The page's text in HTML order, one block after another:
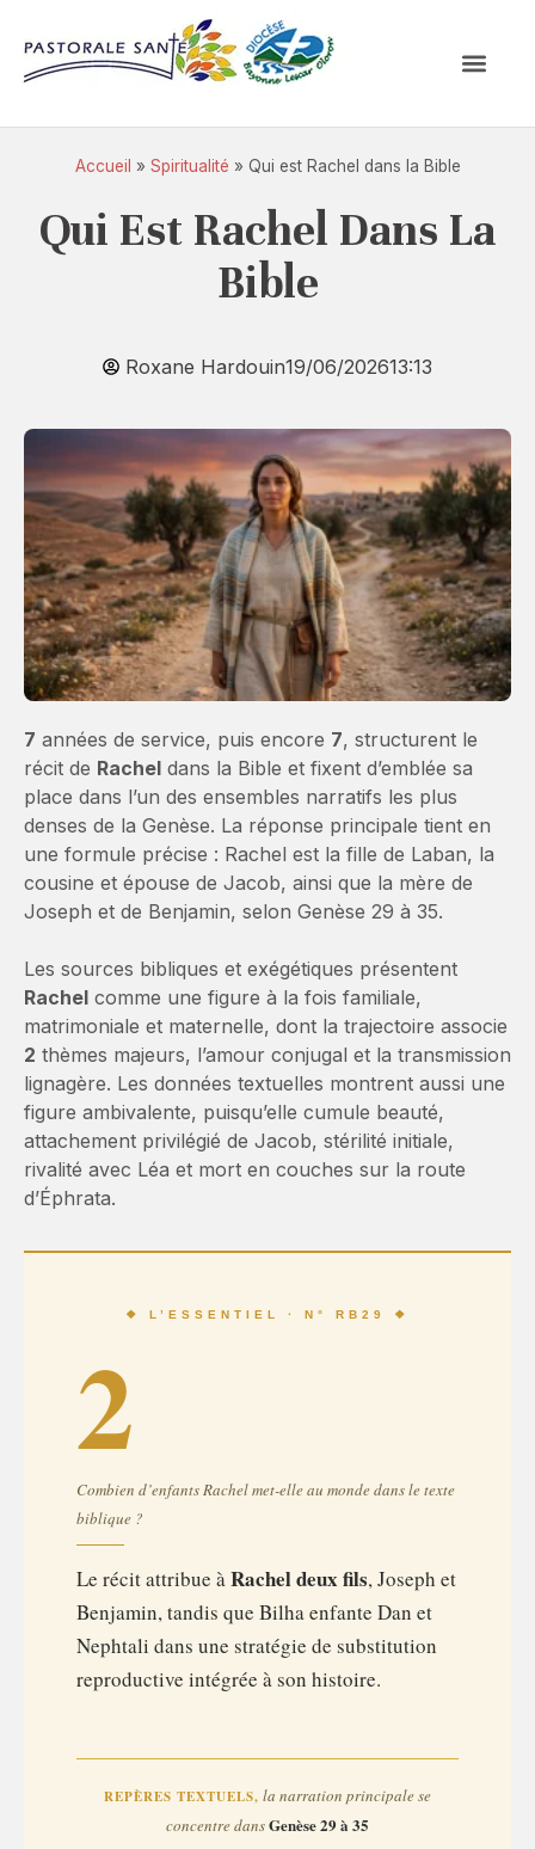
Accueil » Spiritualité » Qui est Rachel dans la Bible
Qui Est Rachel Dans La
Bible
Roxane Hardouin19/06/202613:13
7 années de service, puis encore 7, structurent le
récit de Rachel dans la Bible et fixent d’emblée sa
place dans l’un des ensembles narratifs les plus
denses de la Genèse. La réponse principale tient en
une formule précise : Rachel est la fille de Laban, la
cousine et épouse de Jacob, ainsi que la mère de
Joseph et de Benjamin, selon Genèse 29 à 35.
Les sources bibliques et exégétiques présentent
Rachel comme une figure à la fois familiale,
matrimoniale et maternelle, dont la trajectoire associe
2 thèmes majeurs, l’amour conjugal et la transmission
lignagère. Les données textuelles montrent aussi une
figure ambivalente, puisqu’elle cumule beauté,
attachement privilégié de Jacob, stérilité initiale,
rivalité avec Léa et mort en couches sur la route
d’Éphrata.
❖ L’ESSENTIEL · N° RB29 ❖
2
Combien d’enfants Rachel met-elle au monde dans le texte
biblique ?
Le récit attribue àRacheldeux fils, Joseph et
Benjamin, tandis que Bilha enfante Dan et
Nephtali dans une stratégie de substitution
reproductive intégrée à son histoire.
REPÈRES TEXTUELS, la narration principale se
concentre dansGenèse 29 à 35